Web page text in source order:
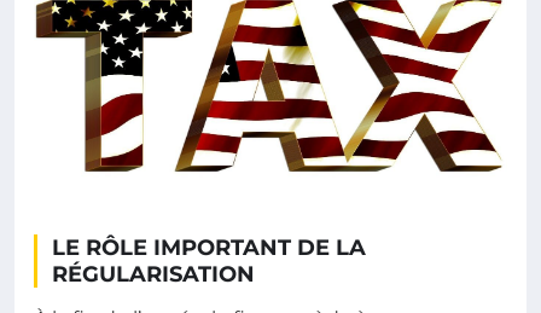
LE RÔLE IMPORTANT DE LA
RÉGULARISATION